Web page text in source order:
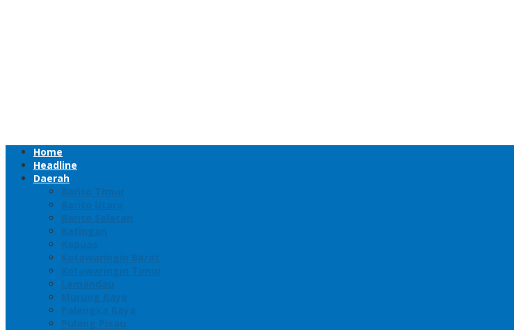
Home
Headline
Daerah
Barito Timur
Barito Utara
Barito Selatan
Katingan
Kapuas
Kotawaringin Barat
Kotawaringin Timur
Lamandau
Murung Raya
Palangka Raya
Pulang Pisau